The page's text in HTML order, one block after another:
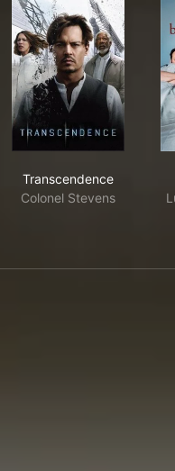
Transcendence
Colonel Stevens